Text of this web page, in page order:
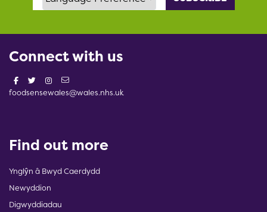
Connect with us
foodsensewales@wales.nhs.uk
Find out more
Ynglŷn â Bwyd Caerdydd
Newyddion
Digwyddiadau